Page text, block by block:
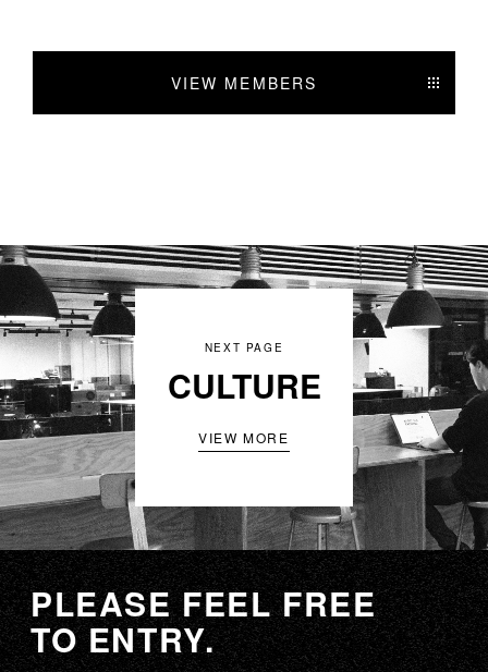
VIEW MEMBERS
NEXT PAGE
CULTURE
VIEW MORE
PLEASE FEEL FREE
TO ENTRY.